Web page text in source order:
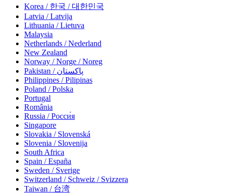
Korea / 한국 / 대한민국
Latvia / Latvija
Lithuania / Lietuva
Malaysia
Netherlands / Nederland
New Zealand
Norway / Norge / Noreg
Pakistan / پاکستان
Philippines / Pilipinas
Poland / Polska
Portugal
România
Russia / Росси́я
Singapore
Slovakia / Slovenská
Slovenia / Slovenija
South Africa
Spain / España
Sweden / Sverige
Switzerland / Schweiz / Svizzera
Taiwan / 台湾